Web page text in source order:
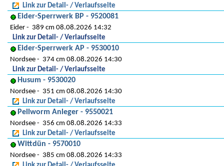
Link zur Detail- / Verlaufsseite
Eider-Sperrwerk BP - 9520081
Eider
389 cm 08.08.2026 14:32
Link zur Detail- / Verlaufsseite
Eider-Sperrwerk AP - 9530010
Nordsee
374 cm 08.08.2026 14:30
Link zur Detail- / Verlaufsseite
Husum - 9530020
Nordsee
351 cm 08.08.2026 14:30
Link zur Detail- / Verlaufsseite
Pellworm Anleger - 9550021
Nordsee
356 cm 08.08.2026 14:33
Link zur Detail- / Verlaufsseite
Wittdün - 9570010
Nordsee
385 cm 08.08.2026 14:33